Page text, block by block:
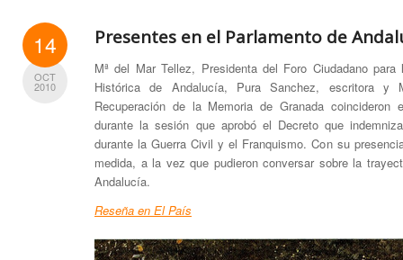
14
OCT
2010
Presentes en el Parlamento de
Mª del Mar Tellez, Presidenta del Foro Ciudadano
Histórica de Andalucía, Pura Sanchez, escritora y
Recuperación de la Memoria de Granada coincideron
durante la sesión que aprobó el Decreto que
durante la Guerra Civil y el Franquismo. Con su
medida, a la vez que pudieron conversar sobre la
Andalucía.
Reseña en El País